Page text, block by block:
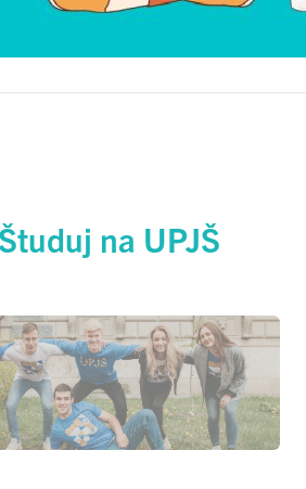
Študuj na UPJŠ